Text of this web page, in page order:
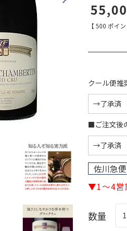
【500 ポイン
クール便推
■ご注文後
佐川急便
▼1～4営